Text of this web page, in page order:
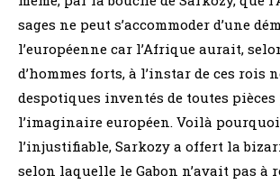
sages ne peut s’accommoder d’une
l’européenne car l’Afrique aurait,
d’hommes forts, à l’instar de ces rois
despotiques inventés de toutes pièces
l’imaginaire européen. Voilà
l’injustifiable, Sarkozy a offert la
selon laquelle le Gabon n’avait pas à